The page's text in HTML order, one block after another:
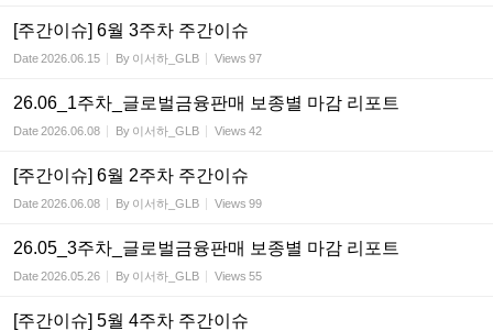
[주간이슈] 6월 3주차 주간이슈
Date2026.06.15 By 이서하_GLB Views 97
26.06_1주차_글로벌금융판매 보종별 마감 리포트
Date2026.06.08 By 이서하_GLB Views 42
[주간이슈] 6월 2주차 주간이슈
Date2026.06.08 By 이서하_GLB Views 99
26.05_3주차_글로벌금융판매 보종별 마감 리포트
Date2026.05.26 By 이서하_GLB Views 55
[주간이슈] 5월 4주차 주간이슈